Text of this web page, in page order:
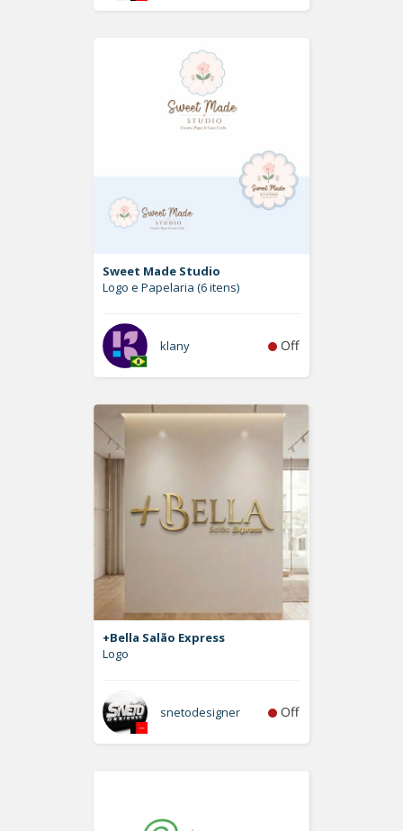
Sweet Made Studio
Logo e Papelaria (6 itens)
klany Off
+Bella Salão Express
Logo
snetodesigner Off